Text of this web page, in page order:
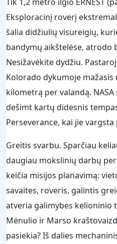
Eksploracinį roverį
šalia didžiulių visureigių,
bandymų aikštelėse, atrodo
Nesižavėkite dydžiu.
Kolorado dykumoje
kilometrą per valandą.
dešimt kartų didesnis
Perseverance, kai jie
Greitis svarbu. Sparčiau
daugiau mokslinių darbų
keičia misijos planavimą:
savaites, roveris, galintis
atveria galimybes kelioninio
Mėnulio ir Marso
pasiekia? Iš dalies